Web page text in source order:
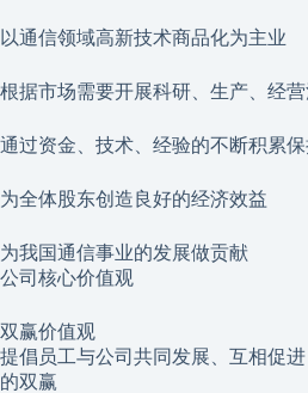
以通信领域高新技术商品化为主业
根据市场需要开展科研、生产、经
通过资金、技术、经验的不断积累
为全体股东创造良好的经济效益
为我国通信事业的发展做贡献
公司核心价值观
双赢价值观
提倡员工与公司共同发展、互相促
的双赢